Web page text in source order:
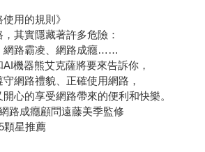
用的規則》
其實隱藏著許多危險：
網路霸凌、網路成癮……
機器熊艾克薩將要來告訴你，
網路禮貌、正確使用網路，
心的享受網路帶來的便利和快樂。
路成癮顧問遠藤美季監修
顆星推薦